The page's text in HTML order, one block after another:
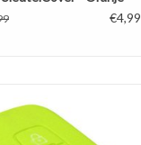
€4,99
Silicone sleutelhoesje /
autosleutel